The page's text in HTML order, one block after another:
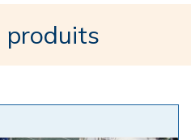
produits